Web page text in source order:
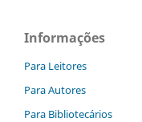
Informações
Para Leitores
Para Autores
Para Bibliotecários